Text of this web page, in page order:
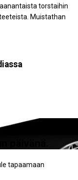
torstaihin
Muistathan
tapaamaan